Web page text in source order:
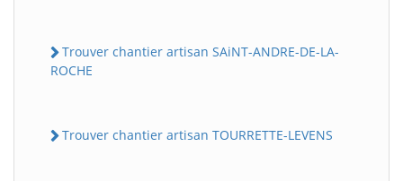
Trouver chantier artisan SAiNT-ANDRE-DE-LA-
ROCHE
Trouver chantier artisan TOURRETTE-LEVENS